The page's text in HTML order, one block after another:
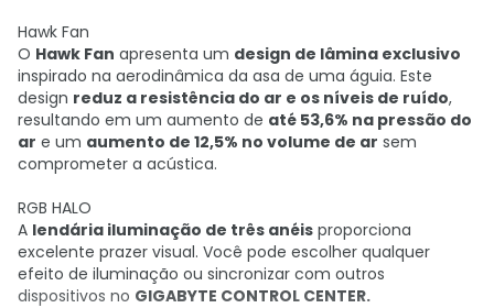
Hawk Fan
O Hawk Fan apresenta um design de lâmina exclusivo
inspirado na aerodinâmica da asa de uma águia. Este
design reduz a resistência do ar e os níveis de ruído,
resultando em um aumento de até 53,6% na pressão do
ar e um aumento de 12,5% no volume de ar sem
comprometer a acústica.
RGB HALO
A lendária iluminação de três anéis proporciona
excelente prazer visual. Você pode escolher qualquer
efeito de iluminação ou sincronizar com outros
dispositivos no GIGABYTE CONTROL CENTER.